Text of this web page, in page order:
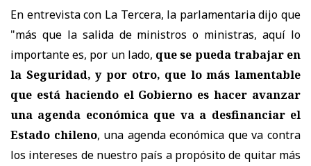
En entrevista con La Tercera, la parlamentaria dijo que
"más que la salida de ministros o ministras, aquí lo
importante es, por un lado, que se pueda trabajar en
la Seguridad, y por otro, que lo más lamentable
que está haciendo el Gobierno es hacer avanzar
una agenda económica que va a desfinanciar el
Estado chileno, una agenda económica que va contra
los intereses de nuestro país a propósito de quitar más